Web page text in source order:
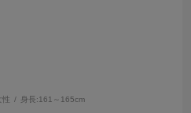
性 身長:161～165cm